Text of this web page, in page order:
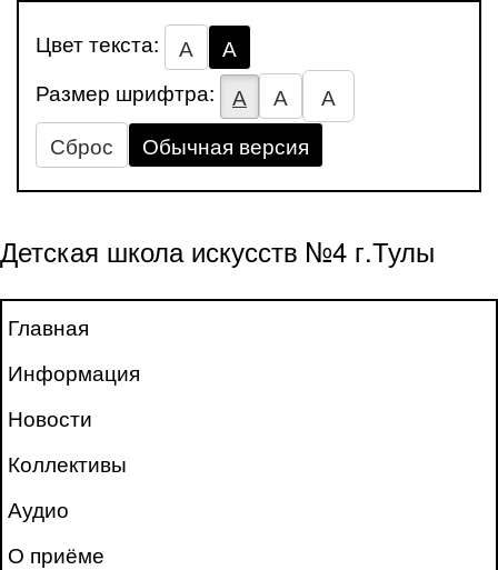
Цвет текста: А
А
Размер шрифтра:
А А
А
Сброс
Обычная версия
Детская школа искусств №4 г.Тулы
Главная
Информация
Новости
Коллективы
Аудио
О приёме